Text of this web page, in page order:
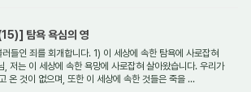
탐욕 욕심의 영
러들인 죄를 회개합니다. 1) 이 세상에 속한 탐욕에 사로잡혀
, 저는 이 세상에 속한 욕망에 사로잡혀 살아왔습니다. 우리가
온 것이 없으며, 또한 이 세상에 속한 것들은 죽을 ...